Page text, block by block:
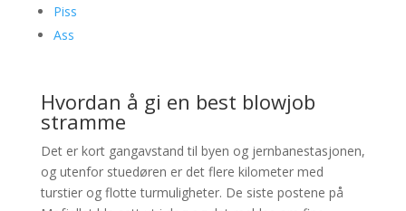
Piss
Ass
Hvordan å gi en best blowjob
stramme
Det er kort gangavstand til byen og jernbanestasjonen,
og utenfor stuedøren er det flere kilometer med
turstier og flotte turmuligheter. De siste postene på